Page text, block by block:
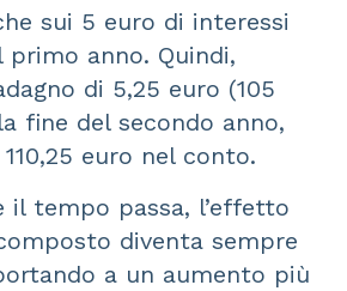
sui 5 euro di interessi
primo anno. Quindi,
di 5,25 euro (105
fine del secondo anno,
euro nel conto.
il tempo passa, l’effetto
diventa sempre
a un aumento più